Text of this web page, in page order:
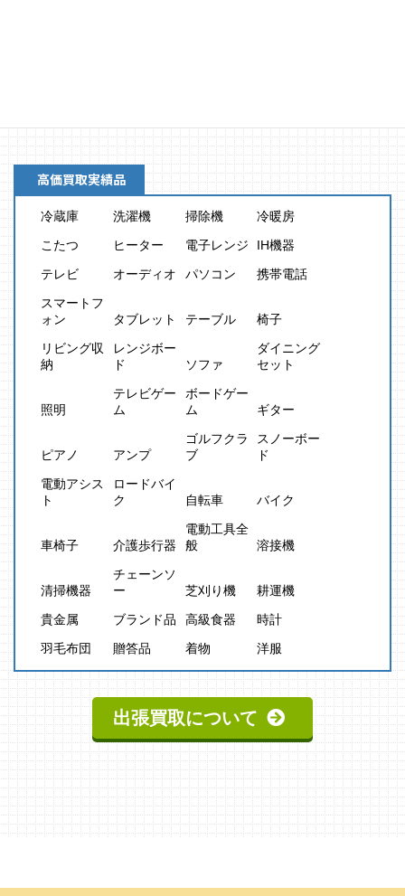
高価買取実績品
冷蔵庫 洗濯機 掃除機
冷暖房
こたつ
ヒーター 電子レンジ
IH機器
テレビ
オーディオ パソコン
携帯電話
スマートフ
ォン
タブレット テーブル
椅子
リビング収
納
レンジボー
ド
ソファ
ダイニング
セット
照明
テレビゲー
ム
ボードゲー
ム
ギター
ピアノ アンプ
ゴルフクラ
ブ
スノーボー
ド
電動アシス
ト
ロードバイ
ク
自転車 バイク
車椅子 介護歩行器
電動工具全
般
溶接機
清掃機器
チェーンソ
ー
芝刈り機
耕運機
貴金属
ブランド品 高級食器
時計
羽毛布団
贈答品 着物 洋服
出張買取について